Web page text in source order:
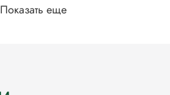
Показать еще